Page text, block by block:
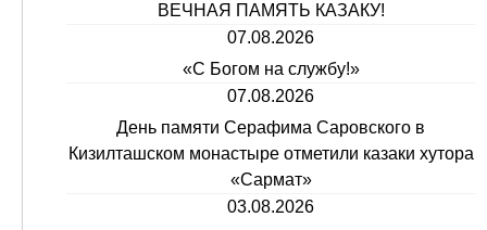
ВЕЧНАЯ ПАМЯТЬ КАЗАКУ!
07.08.2026
«С Богом на службу!»
07.08.2026
День памяти Серафима Саровского в
Кизилташском монастыре отметили казаки хутора
«Сармат»
03.08.2026